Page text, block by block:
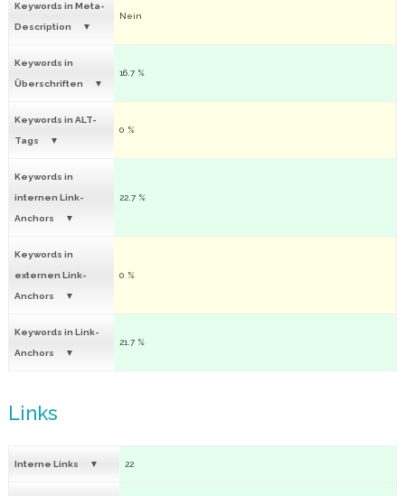
Keywords in Meta-
Description
Nein
Keywords in
Überschriften
16.7 %
Keywords in ALT-
Tags
0 %
Keywords in
internen Link-
Anchors
22.7 %
Keywords in
externen Link-
Anchors
0 %
Keywords in Link-
Anchors
21.7 %
Links
Interne Links 22